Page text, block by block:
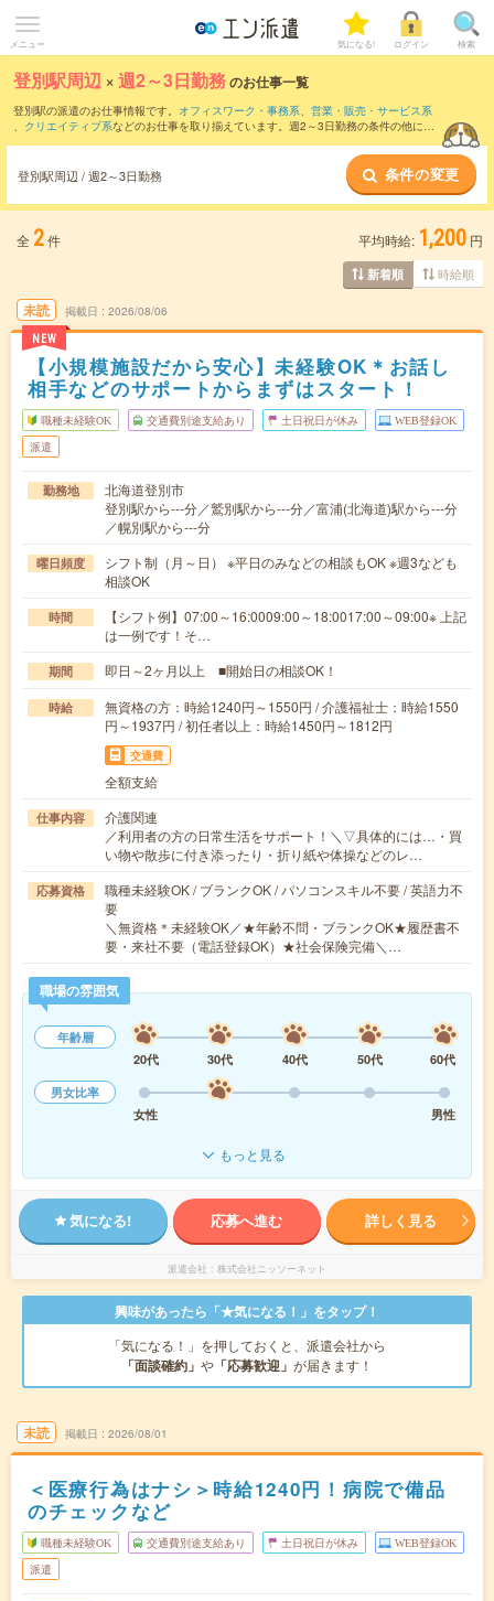
メニュー 気になる! ログイン 検索
登別駅周辺 ×週2～3日勤務のお仕事一覧
登別駅の派遣のお仕事情報です。 オフィスワーク・事務系、 営業・販売・サービス系
、 クリエイティブ系などのお仕事を取り揃えています。週2～3日勤務の条件の他に、
登別駅周辺 / 週2～3日勤務 条件の変更
全 2件 平均時給: 1,200 円
新着順 時給順
未読
NEW
掲載日 2026/08/06
【小規模施設だから安心】未経験OK＊お話し
相手などのサポートからまずはスタート！
職種未経験OK 交通費別途支給あり 土日祝日が休み WEB登録OK
派遣
勤務地
北海道登別市
登別駅から---分／鷲別駅から---分／富浦(北海道)駅から---分
／幌別駅から---分
曜日頻度
シフト制（月～日） ※平日のみなどの相談もOK ※週3なども
相談OK
時間
【シフト例】07:00～16:0009:00～18:0017:00～09:00※ 上記
は一例です！そ…
期間 即日～2ヶ月以上 ■開始日の相談OK！
時給
無資格の方：時給1240円～1550円 / 介護福祉士：時給1550
円～1937円 / 初任者以上：時給1450円～1812円
交通費
全額支給
仕事内容
介護関連
／利用者の方の日常生活をサポート！＼▽具体的には…・買
い物や散歩に付き添ったり・折り紙や体操などのレ…
応募資格
職種未経験OK / ブランクOK / パソコンスキル不要 / 英語力不
要
＼無資格＊未経験OK／★年齢不問・ブランクOK★履歴書不
要・来社不要（電話登録OK）★社会保険完備＼…
職場の雰囲気
年齢層
20代
30代 40代 50代
60代
男女比率
女性
男性
もっと見る
気になる! 応募へ進む 詳しく見る
派遣会社 株式会社ニッソーネット
興味があったら「★気になる！」をタップ！
「気になる！」を押しておくと、派遣会社から
「面談確約」 や 「応募歓迎」 が届きます！
未読 掲載日 2026/08/01
＜医療行為はナシ＞時給1240円！病院で備品
のチェックなど
職種未経験OK 交通費別途支給あり 土日祝日が休み WEB登録OK
派遣